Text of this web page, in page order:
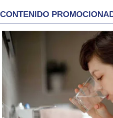
CONTENIDO